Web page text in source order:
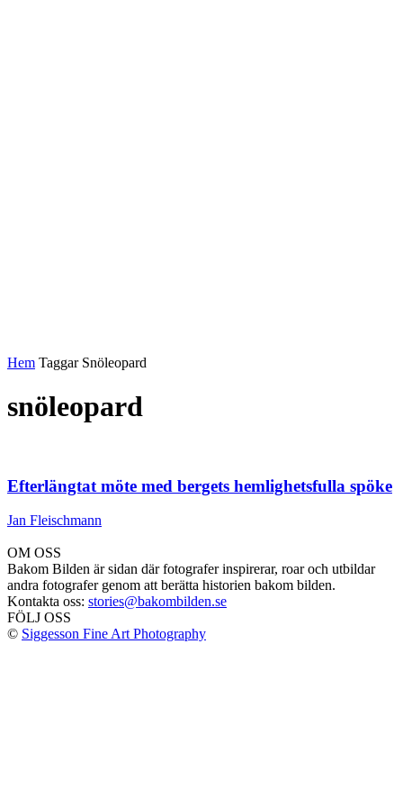
Hem Taggar Snöleopard
snöleopard
Efterlängtat möte med bergets hemlighetsfulla spöke
Jan Fleischmann
OM OSS
Bakom Bilden är sidan där fotografer inspirerar, roar och utbildar
andra fotografer genom att berätta historien bakom bilden.
Kontakta oss: stories@bakombilden.se
FÖLJ OSS
© Siggesson Fine Art Photography